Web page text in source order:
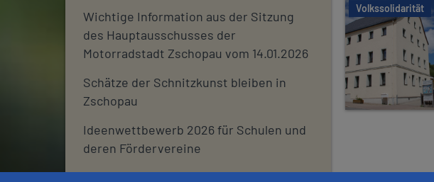
Wichtige Information aus der Sitzung
des Hauptausschusses der
Motorradstadt Zschopau vom 14.01.2026
Schätze der Schnitzkunst bleiben in
Zschopau
Ideenwettbewerb 2026 für Schulen und
deren Fördervereine
Stadtjournal 2026: Wir suchen euch
Volkssolidarität
S